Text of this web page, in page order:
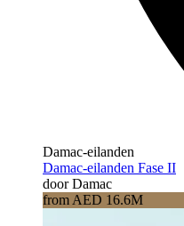
Damac-eilanden
Damac-eilanden Fase II
door Damac
from AED 16.6M